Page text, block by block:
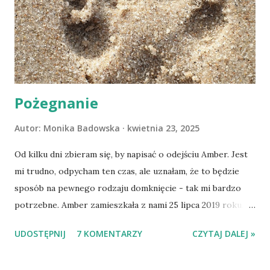
Pożegnanie
Autor: Monika Badowska kwietnia 23, 2025
Od kilku dni zbieram się, by napisać o odejściu Amber. Jest
mi trudno, odpycham ten czas, ale uznałam, że to będzie
sposób na pewnego rodzaju domknięcie - tak mi bardzo
potrzebne. Amber zamieszkała z nami 25 lipca 2019 roku.
Mazowieckim, pojechaliśmy na wizytę zapoznawczą, a kilka
UDOSTĘPNIJ 7 KOMENTARZY CZYTAJ DALEJ »